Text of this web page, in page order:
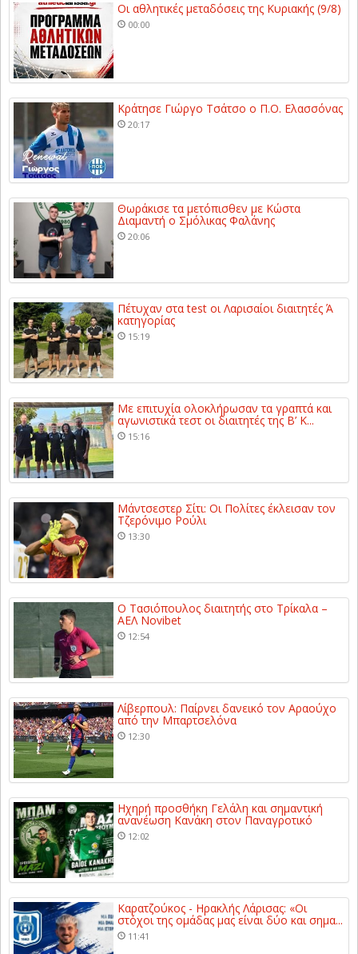
Οι αθλητικές μεταδόσεις της Κυριακής (9/8)
00:00
Κράτησε Γιώργο Τσάτσο ο Π.Ο. Ελασσόνας
20:17
Θωράκισε τα μετόπισθεν με Κώστα
Διαμαντή ο Σμόλικας Φαλάνης
20:06
Πέτυχαν στα test οι Λαρισαίοι διαιτητές Ά
κατηγορίας
15:19
Με επιτυχία ολοκλήρωσαν τα γραπτά και
αγωνιστικά τεστ οι διαιτητές της Β’ Κ...
15:16
Μάντσεστερ Σίτι: Οι Πολίτες έκλεισαν τον
Τζερόνιμο Ρούλι
13:30
Ο Τασιόπουλος διαιτητής στο Τρίκαλα –
ΑΕΛ Novibet
12:54
Λίβερπουλ: Παίρνει δανεικό τον Αραούχο
από την Μπαρτσελόνα
12:30
Ηχηρή προσθήκη Γελάλη και σημαντική
ανανέωση Κανάκη στον Παναγροτικό
12:02
Καρατζούκος - Ηρακλής Λάρισας: «Οι
στόχοι της ομάδας μας είναι δύο και σημα...
11:41